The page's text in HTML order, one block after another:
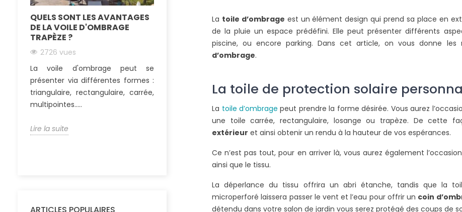
QUELS SONT LES AVANTAGES
DE LA VOILE D'OMBRAGE
TRAPÈZE ?
2726 vues
La voile d'ombrage peut se
présenter via différentes formes :
triangulaire, rectangulaire, carrée,
multipointes.....
Lire la suite
COMMENT FIXER UNE
PERGOLA EN BOIS AU SOL ?
2561 vues
De nombreux propriétaires
une pergola bois au sol pour leur
terrasse. Ainsi, ils...
COMMENT UTILISER UNE
PINCE À SERTIR ?
2188 vues
l'utilisation d'une pince est le choix
le plus logique....
Lire la suite
La toile d’ombrage est un élément design qui prend sa place en
de la pluie un espace prédéfini. Elle peut présenter différents
piscine, ou encore parking. Dans cet article, on vous donne les
d’ombrage.
La toile de protection solaire
La toile d’ombrage peut prendre la forme désirée. Vous aurez
une toile carrée, rectangulaire, losange ou trapèze. De cette
extérieur et ainsi obtenir un rendu à la hauteur de vos espérances.
Ce n’est pas tout, pour en arriver là, vous aurez également
ainsi que le tissu.
La déperlance du tissu offrira un abri étanche, tandis que la
microperforé laissera passer le vent et l’eau pour offrir un coin
détendu dans votre salon de jardin vous serez protégé des coups de